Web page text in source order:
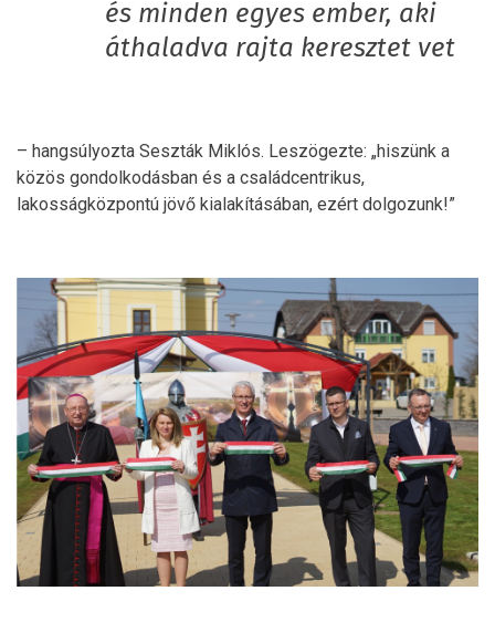
és minden egyes ember, aki
áthaladva rajta keresztet vet
– hangsúlyozta Seszták Miklós. Leszögezte: „hiszünk a
közös gondolkodásban és a családcentrikus,
lakosságközpontú jövő kialakításában, ezért dolgozunk!”